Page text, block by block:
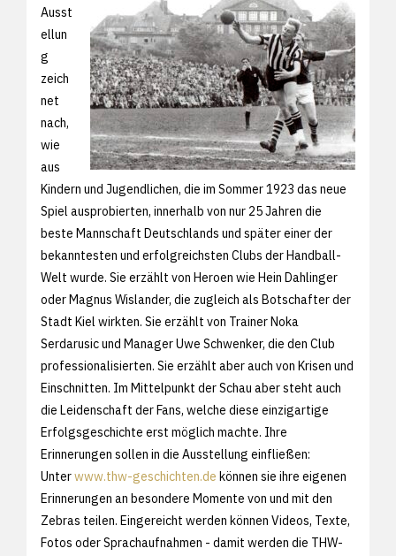
Ausst
ellun
g
zeich
net
nach,
wie
aus
Kindern und Jugendlichen, die im Sommer 1923 das neue
Spiel ausprobierten, innerhalb von nur 25 Jahren die
beste Mannschaft Deutschlands und später einer der
bekanntesten und erfolgreichsten Clubs der Handball-
Welt wurde. Sie erzählt von Heroen wie Hein Dahlinger
oder Magnus Wislander, die zugleich als Botschafter der
Stadt Kiel wirkten. Sie erzählt von Trainer Noka
Serdarusic und Manager Uwe Schwenker, die den Club
professionalisierten. Sie erzählt aber auch von Krisen und
Einschnitten. Im Mittelpunkt der Schau aber steht auch
die Leidenschaft der Fans, welche diese einzigartige
Erfolgsgeschichte erst möglich machte. Ihre
Erinnerungen sollen in die Ausstellung einfließen:
Unterwww.thw-geschichten.de können sie ihre eigenen
Erinnerungen an besondere Momente von und mit den
Zebras teilen. Eingereicht werden können Videos, Texte,
Fotos oder Sprachaufnahmen - damit werden die THW-